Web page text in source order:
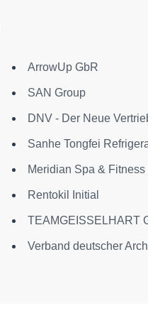
ArrowUp GbR
SAN Group
DNV - Der Neue
Sanhe Tongfei
Meridian Spa &
Rentokil Initial
TEAMGEISSELHART
Verband deutscher